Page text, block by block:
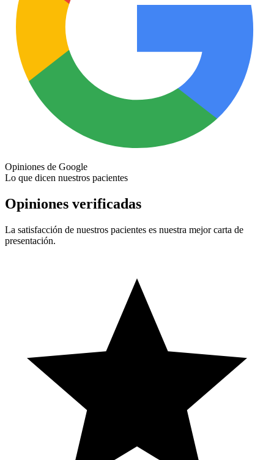
Opiniones de Google
Lo que dicen nuestros pacientes
Opiniones verificadas
La satisfacción de nuestros pacientes es nuestra mejor carta de
presentación.